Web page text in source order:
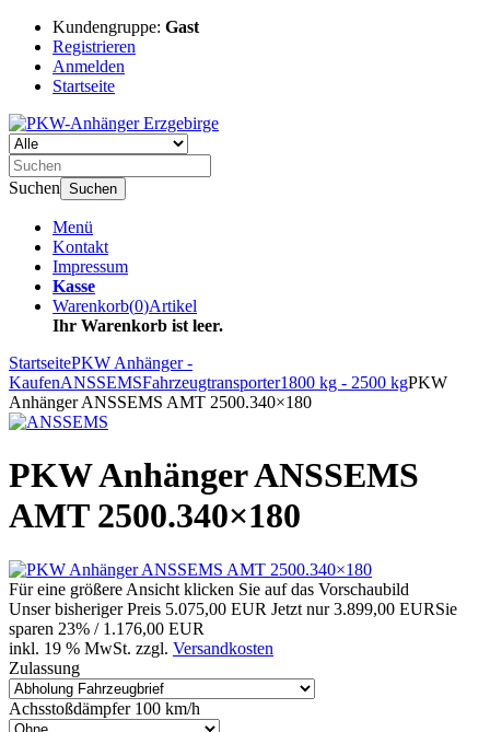
Kundengruppe: Gast
Registrieren
Anmelden
Startseite
Suchen Suchen
Menü
Kontakt
Impressum
Kasse
Warenkorb(0)Artikel
Ihr Warenkorb ist leer.
StartseitePKW Anhänger -
KaufenANSSEMSFahrzeugtransporter1800 kg - 2500 kgPKW
Anhänger ANSSEMS AMT 2500.340×180
PKW Anhänger ANSSEMS
AMT 2500.340×180
Für eine größere Ansicht klicken Sie auf das Vorschaubild
Unser bisheriger Preis 5.075,00 EUR Jetzt nur3.899,00 EURSie
sparen 23% / 1.176,00 EUR
inkl. 19 % MwSt. zzgl. Versandkosten
Zulassung
Achsstoßdämpfer 100 km/h